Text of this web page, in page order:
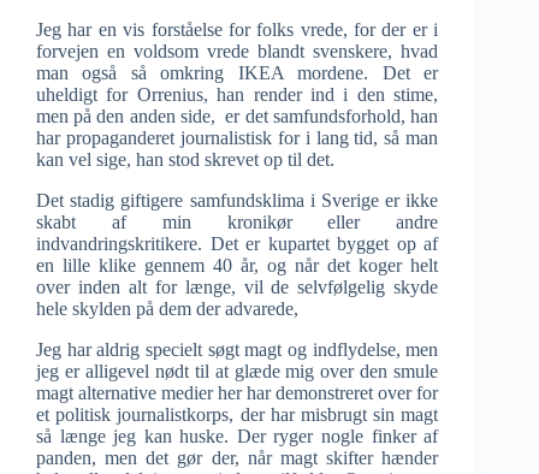
Jeg har en vis forståelse for folks vrede, for der er i
forvejen en voldsom vrede blandt svenskere, hvad
man også så omkring IKEA mordene. Det er
uheldigt for Orrenius, han render ind i den stime,
men på den anden side, er det samfundsforhold, han
har propaganderet journalistisk for i lang tid, så man
kan vel sige, han stod skrevet op til det.
Det stadig giftigere samfundsklima i Sverige er ikke
skabt af min kronikør eller andre
indvandringskritikere. Det er kupartet bygget op af
en lille klike gennem 40 år, og når det koger helt
over inden alt for længe, vil de selvfølgelig skyde
hele skylden på dem der advarede,
Jeg har aldrig specielt søgt magt og indflydelse, men
jeg er alligevel nødt til at glæde mig over den smule
magt alternative medier her har demonstreret over for
et politisk journalistkorps, der har misbrugt sin magt
så længe jeg kan huske. Der ryger nogle finker af
panden, men det gør der, når magt skifter hænder